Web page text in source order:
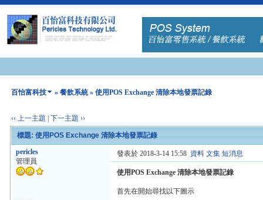
百怡富科技 »餐飲系統 » 使用POS Exchange 清除本地發票記錄
‹‹ 上一主題 |下一主題 ››
標題: 使用POS Exchange 清除本地發票記錄
pericles
管理員
發表於 2018-3-14 15:58 資料 文集 短消息
使用POS Exchange 清除本地發票記錄
首先在開始尋找以下圖示